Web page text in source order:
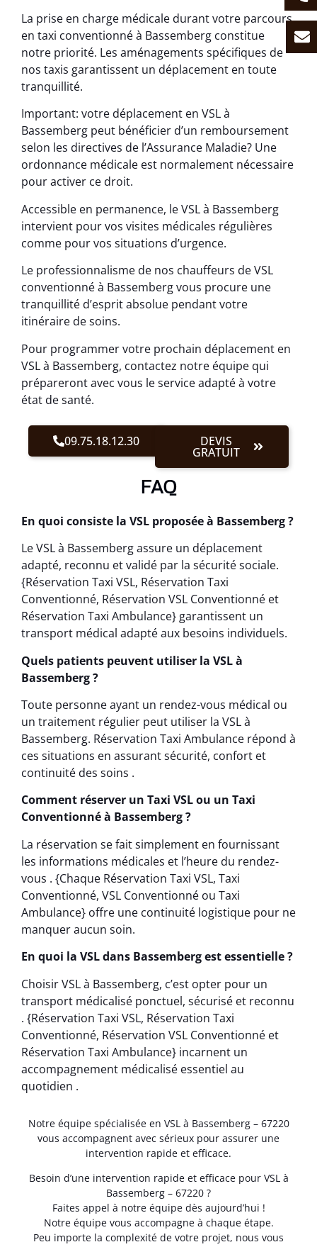
La prise en charge médicale durant votre parcours
en taxi conventionné à Bassemberg constitue
notre priorité. Les aménagements spécifiques de
nos taxis garantissent un déplacement en toute
tranquillité.
Important: votre déplacement en VSL à
Bassemberg peut bénéficier d’un remboursement
selon les directives de l’Assurance Maladie? Une
ordonnance médicale est normalement nécessaire
pour activer ce droit.
Accessible en permanence, le VSL à Bassemberg
intervient pour vos visites médicales régulières
comme pour vos situations d’urgence.
Le professionnalisme de nos chauffeurs de VSL
conventionné à Bassemberg vous procure une
tranquillité d’esprit absolue pendant votre
itinéraire de soins.
Pour programmer votre prochain déplacement en
VSL à Bassemberg, contactez notre équipe qui
prépareront avec vous le service adapté à votre
état de santé.
09.75.18.12.30 DEVIS
GRATUIT
FAQ
En quoi consiste la VSL proposée à Bassemberg ?
Le VSL à Bassemberg assure un déplacement
adapté, reconnu et validé par la sécurité sociale.
{Réservation Taxi VSL, Réservation Taxi
Conventionné, Réservation VSL Conventionné et
Réservation Taxi Ambulance} garantissent un
transport médical adapté aux besoins individuels.
Quels patients peuvent utiliser la VSL à
Bassemberg ?
Toute personne ayant un rendez-vous médical ou
un traitement régulier peut utiliser la VSL à
Bassemberg. Réservation Taxi Ambulance répond à
ces situations en assurant sécurité, confort et
continuité des soins .
Comment réserver un Taxi VSL ou un Taxi
Conventionné à Bassemberg ?
La réservation se fait simplement en fournissant
les informations médicales et l’heure du rendez-
vous . {Chaque Réservation Taxi VSL, Taxi
Conventionné, VSL Conventionné ou Taxi
Ambulance} offre une continuité logistique pour ne
manquer aucun soin.
En quoi la VSL dans Bassemberg est essentielle ?
Choisir VSL à Bassemberg, c’est opter pour un
transport médicalisé ponctuel, sécurisé et reconnu
. {Réservation Taxi VSL, Réservation Taxi
Conventionné, Réservation VSL Conventionné et
Réservation Taxi Ambulance} incarnent un
accompagnement médicalisé essentiel au
quotidien .
Notre équipe spécialisée en VSL à Bassemberg – 67220
vous accompagnent avec sérieux pour assurer une
intervention rapide et efficace.
Besoin d’une intervention rapide et efficace pour VSL à
Bassemberg – 67220 ?
Faites appel à notre équipe dès aujourd’hui !
Notre équipe vous accompagne à chaque étape.
Peu importe la complexité de votre projet, nous vous